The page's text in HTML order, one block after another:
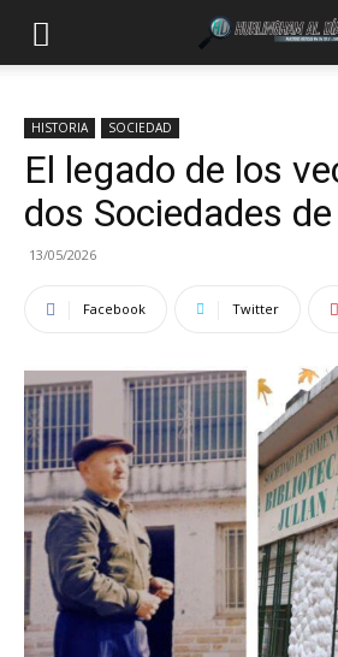
HISTORIA SOCIEDAD
El legado de los
dos Sociedades
13/05/2026
Facebook Twitter